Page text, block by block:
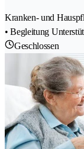
Kranken- und
• Begleitung
Geschlossen